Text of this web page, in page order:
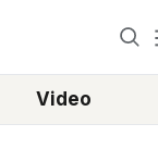
Video